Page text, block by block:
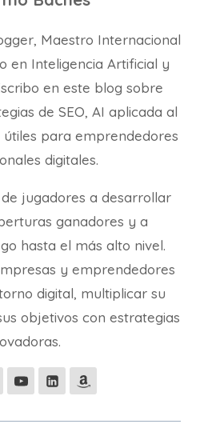
Maestro Internacional
en Inteligencia Artificial y
en este blog sobre
de SEO, AI aplicada al
para emprendedores
digitales.
jugadores a desarrollar
ganadores y a
hasta el más alto nivel.
y emprendedores
digital, multiplicar su
objetivos con estrategias